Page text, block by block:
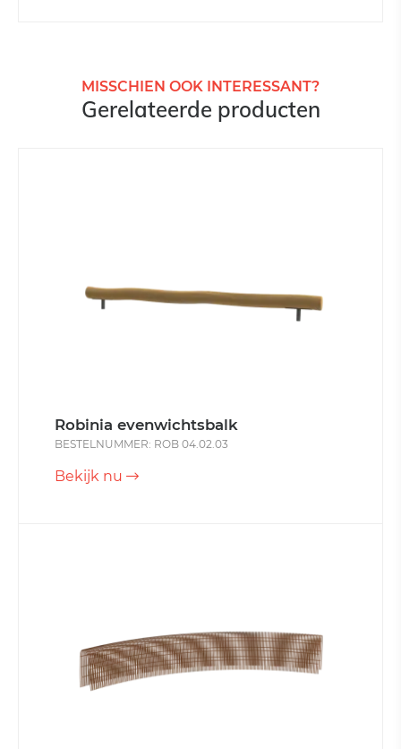
MISSCHIEN OOK INTERESSANT?
Gerelateerde producten
Robinia evenwichtsbalk
BESTELNUMMER: ROB 04.02.03
Bekijk nu